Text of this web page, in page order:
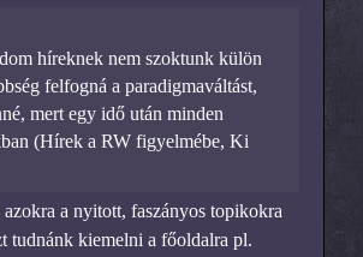
híreknek nem szoktunk külön
felfogná a paradigmaváltást,
mert egy idő után minden
(Hírek a RW figyelmébe, Ki
a nyitott, faszányos topikokra
tudnánk kiemelni a főoldalra pl.